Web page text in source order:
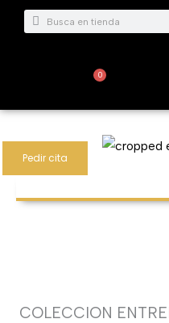
Buscar
Buscar
0
Carrito
Pedir cita
COLECCION